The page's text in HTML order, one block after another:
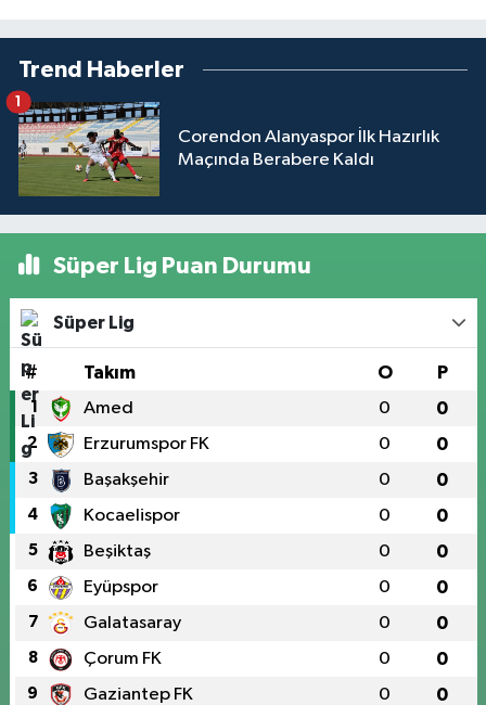
Trend Haberler
Corendon Alanyaspor İlk Hazırlık
Maçında Berabere Kaldı
1
Süper Lig Puan Durumu
Süper Lig
# Takım O P
1 Amed 0 0
2 Erzurumspor FK 0 0
3 Başakşehir 0 0
4 Kocaelispor 0 0
5 Beşiktaş 0 0
6 Eyüpspor 0 0
7 Galatasaray 0 0
8 Çorum FK 0 0
9 Gaziantep FK 0 0